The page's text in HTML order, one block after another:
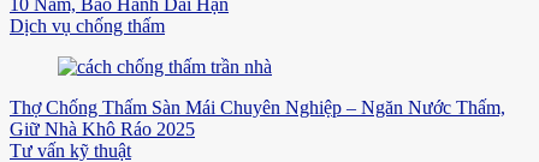
10 Năm, Bảo Hành Dài Hạn
Dịch vụ chống thấm
Thợ Chống Thấm Sàn Mái Chuyên Nghiệp – Ngăn Nước Thấm,
Giữ Nhà Khô Ráo 2025
Tư vấn kỹ thuật